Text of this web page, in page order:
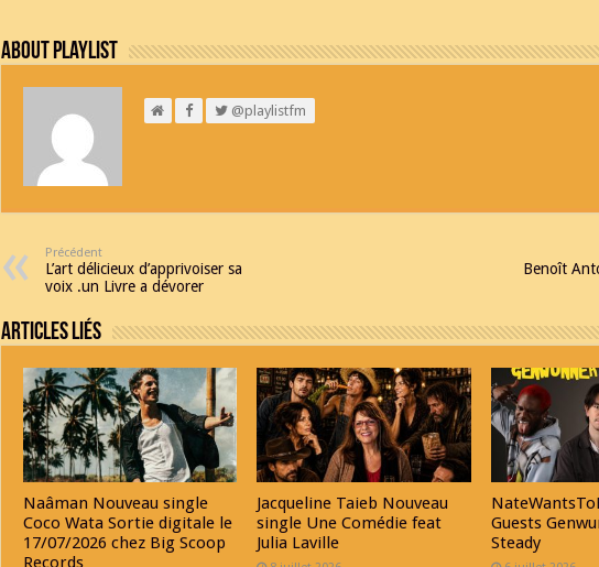
About Playlist
@playlistfm
Précédent
L’art délicieux d’apprivoiser sa
voix .un Livre a dévorer
Benoît
Articles Liés
Naâman Nouveau single
Coco Wata Sortie digitale le
17/07/2026 chez Big Scoop
Records
Jacqueline Taieb Nouveau
single Une Comédie feat
Julia Laville
Guests
Steady